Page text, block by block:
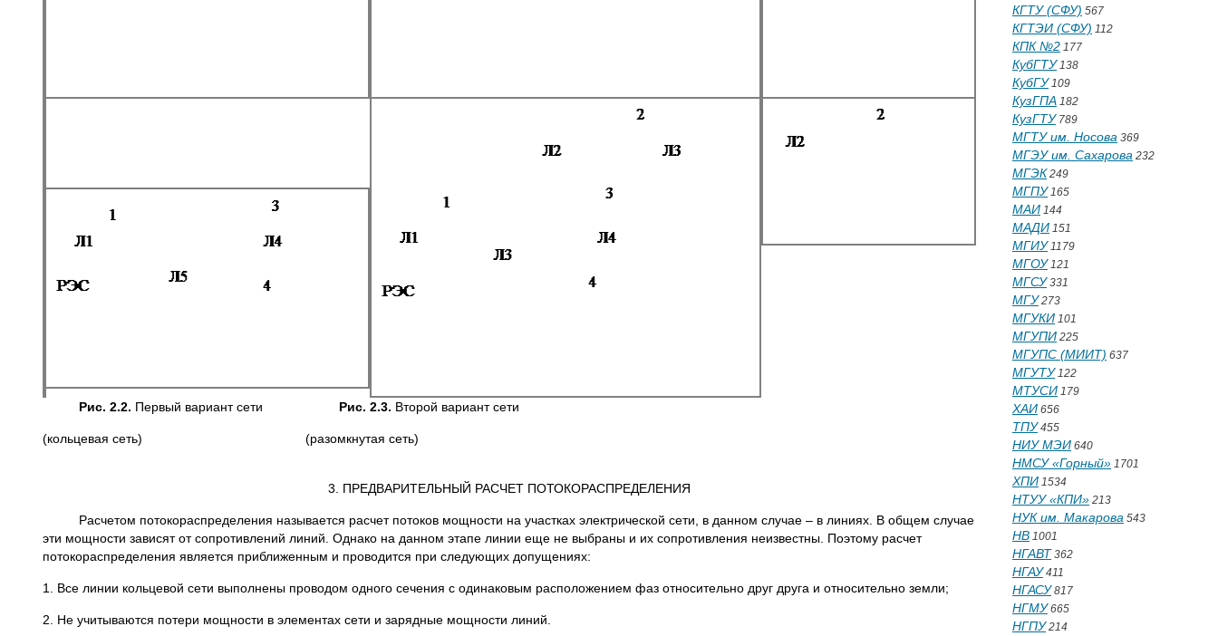
Рис. 2.2. Первый вариант сети Рис. 2.3. Второй вариант сети
(кольцевая сеть) (разомкнутая сеть)
3. ПРЕДВАРИТЕЛЬНЫЙ РАСЧЕТ ПОТОКОРАСПРЕДЕЛЕНИЯ
Расчетом потокораспределения называется расчет потоков мощности на участках электрической сети, в данном случае – в линиях. В общем случае
эти мощности зависят от сопротивлений линий. Однако на данном этапе линии еще не выбраны и их сопротивления неизвестны. Поэтому расчет
потокораспределения является приближенным и проводится при следующих допущениях:
1. Все линии кольцевой сети выполнены проводом одного сечения с одинаковым расположением фаз относительно друг друга и относительно земли;
2. Не учитываются потери мощности в элементах сети и зарядные мощности линий.
КГТУ (СФУ) 567
КГТЭИ (СФУ) 112
КПК №2 177
КубГТУ138
КубГУ109
КузГПА 182
КузГТУ789
МГТУ им. Носова 369
МГЭУ им. Сахарова 232
МГЭК 249
МГПУ165
МАИ 144
МАДИ 151
МГИУ1179
МГОУ121
МГСУ331
МГУ273
МГУКИ 101
МГУПИ 225
МГУПС (МИИТ) 637
МГУТУ122
МТУСИ 179
ХАИ 656
ТПУ455
НИУ МЭИ 640
НМСУ «Горный» 1701
ХПИ 1534
НТУУ «КПИ» 213
НУК им. Макарова 543
НВ 1001
НГАВТ 362
НГАУ411
НГАСУ817
НГМУ665
НГПУ214